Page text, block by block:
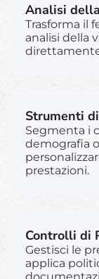
Analisi
Trasforma il
analisi della
Strumenti
Segmenta i
demografia
prestazioni.
Controlli di
Gestisci le
applica